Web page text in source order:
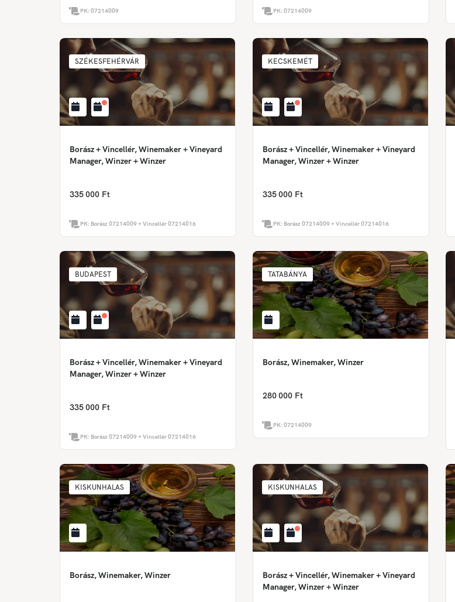
PK:07214009 PK:07214009
SZÉKESFEHÉRVÁR
Borász + Vincellér, Winemaker + Vineyard
Manager, Winzer + Winzer
335 000 Ft
PK: Borász 07214009 + Vincellér 07214016
KECSKEMÉT
Borász + Vincellér, Winemaker + Vineyard
Manager, Winzer + Winzer
335 000 Ft
PK: Borász 07214009 + Vincellér 07214016
BUDAPEST
Borász + Vincellér, Winemaker + Vineyard
Manager, Winzer + Winzer
335 000 Ft
PK: Borász 07214009 + Vincellér 07214016
TATABÁNYA
Borász, Winemaker, Winzer
280 000 Ft
PK:07214009
KISKUNHALAS
Borász, Winemaker, Winzer
KISKUNHALAS
Borász + Vincellér, Winemaker + Vineyard
Manager, Winzer + Winzer